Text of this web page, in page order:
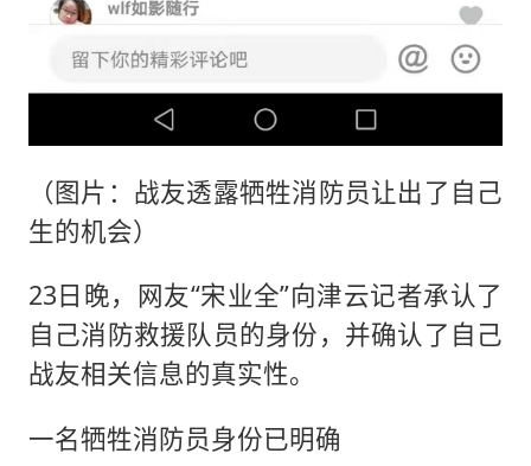
（图片：战友透露牺牲消防员让出了自己
生的机会）
23日晚，网友“宋业全”向津云记者承认了
自己消防救援队员的身份，并确认了自己
战友相关信息的真实性。
一名牺牲消防员身份已明确